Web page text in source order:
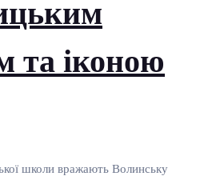
та іконою
школи вражають Волинську